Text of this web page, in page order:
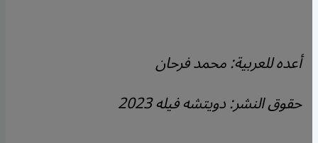
أعده للعربية: محمد فرحان
حقوق النشر: دويتشه فيله 2023